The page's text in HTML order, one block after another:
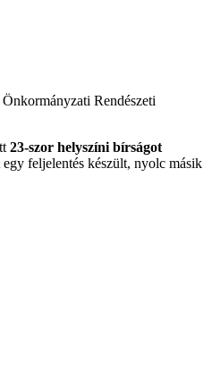
Rendészeti
23-szor helyszíni bírságot
feljelentés készült, nyolc másik